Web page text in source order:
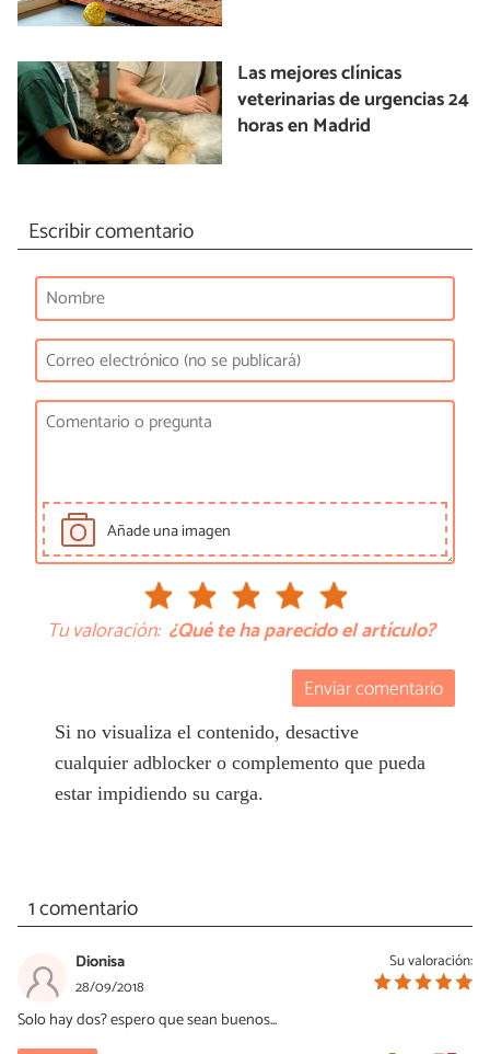
Las mejores clínicas
veterinarias de urgencias 24
horas en Madrid
Escribir comentario
Añade una imagen
Tu valoración: ¿Qué te ha parecido el artículo?
Enviar comentario
Si no visualiza el contenido, desactive
cualquier adblocker o complemento que pueda
estar impidiendo su carga.
1 comentario
Su valoración:
Dionisa
28/09/2018
Solo hay dos? espero que sean buenos...